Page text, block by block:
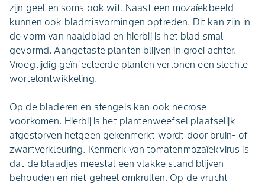
zijn geel en soms ook wit. Naast een mozaïekbeeld
kunnen ook bladmisvormingen optreden. Dit kan zijn in
de vorm van naaldblad en hierbij is het blad smal
gevormd. Aangetaste planten blijven in groei achter.
Vroegtijdig geïnfecteerde planten vertonen een slechte
wortelontwikkeling.
Op de bladeren en stengels kan ook necrose
voorkomen. Hierbij is het plantenweefsel plaatselijk
afgestorven hetgeen gekenmerkt wordt door bruin- of
zwartverkleuring. Kenmerk van tomatenmozaïekvirus is
dat de blaadjes meestal een vlakke stand blijven
behouden en niet geheel omkrullen. Op de vrucht